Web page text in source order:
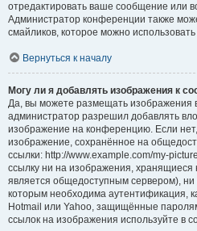
отредактировать ваше сообщение или
Администратор конференции также
смайликов, которое можно
Вернуться к началу
Могу ли я добавлять изображения к
Да, вы можете размещать изображения
администратор разрешил добавлять
изображение на конференцию. Если
изображение, сохранённое на
ссылки: http://www.example.com/my-
ссылку ни на изображения,
является общедоступным сервером),
которым необходима аутентификация,
Hotmail или Yahoo, защищённые
ссылок на изображения используйте в